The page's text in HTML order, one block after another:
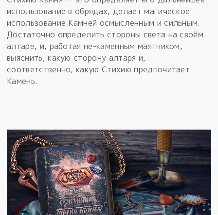
использование в обрядах, делает магическое
использование Камней осмысленным и сильным.
Достаточно определить стороны света на своём
алтаре, и, работая не-каменным маятником,
выяснить, какую сторону алтаря и,
соответственно, какую Стихию предпочитает
Камень.